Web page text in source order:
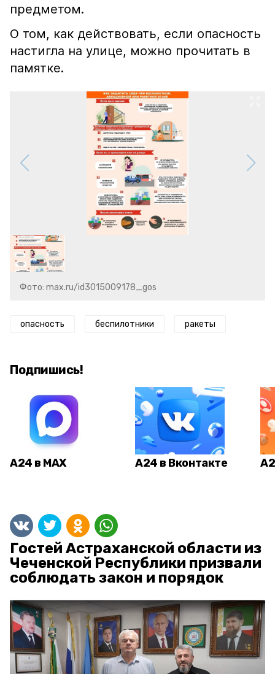
предметом.
О том, как действовать, если опасность
настигла на улице, можно прочитать в
памятке.
Фото: max.ru/id3015009178_gos
опасность беспилотники ракеты
Подпишись!
А24 в MAX А24 в Вконтакте
Гостей Астраханской области из
Чеченской Республики призвали
соблюдать закон и порядок